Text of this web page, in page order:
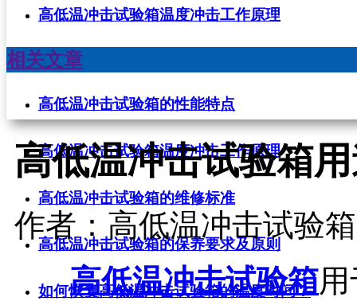
高低温冲击试验箱温度冲击工作原理
相关文章
高低温冲击试验箱的性能特点
高低温冲击试验箱温度冲击工作原理
高低温冲击试验箱的维修标准
高低温冲击试验箱的保养要求及原则
如何恢复高低温冲击试验箱的温度时间？
高低温冲击试验箱
作者：高低温冲击试验箱
高低温冲击试验箱